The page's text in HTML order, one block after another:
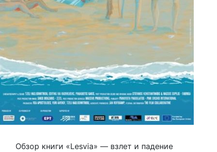
Обзор книги «Lesvia» — взлет и падение